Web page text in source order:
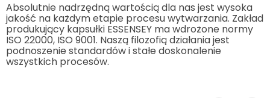
Absolutnie nadrzędną wartością dla nas jest wysoka
jakość na każdym etapie procesu wytwarzania. Zakład
produkujący kapsułki ESSENSEY ma wdrożone normy
ISO 22000, ISO 9001. Naszą filozofią działania jest
podnoszenie standardów i stałe doskonalenie
wszystkich procesów.